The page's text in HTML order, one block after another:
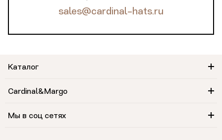
sales@cardinal-hats.ru
Каталог
Cardinal&Margo
Мы в соц сетях